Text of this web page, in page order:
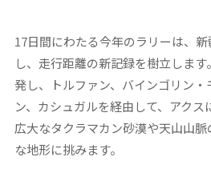
17日間にわたる今年のラリーは、
し、走行距離の新記録を樹立しま
発し、トルファン、バインゴリン
ン、カシュガルを経由して、アクス
広大なタクラマカン砂漠や天山山
な地形に挑みます。